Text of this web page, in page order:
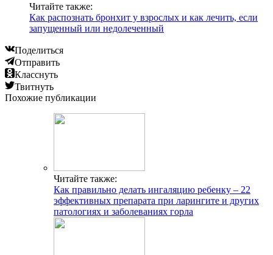
Читайте также:
Как распознать бронхит у взрослых и как лечить, если
запущенный или недолеченный
Поделиться
Отправить
Класснуть
Твитнуть
Похожие публикации
Читайте также:
Как правильно делать ингаляцию ребенку – 22
эффективных препарата при ларингите и других
патологиях и заболеваниях горла